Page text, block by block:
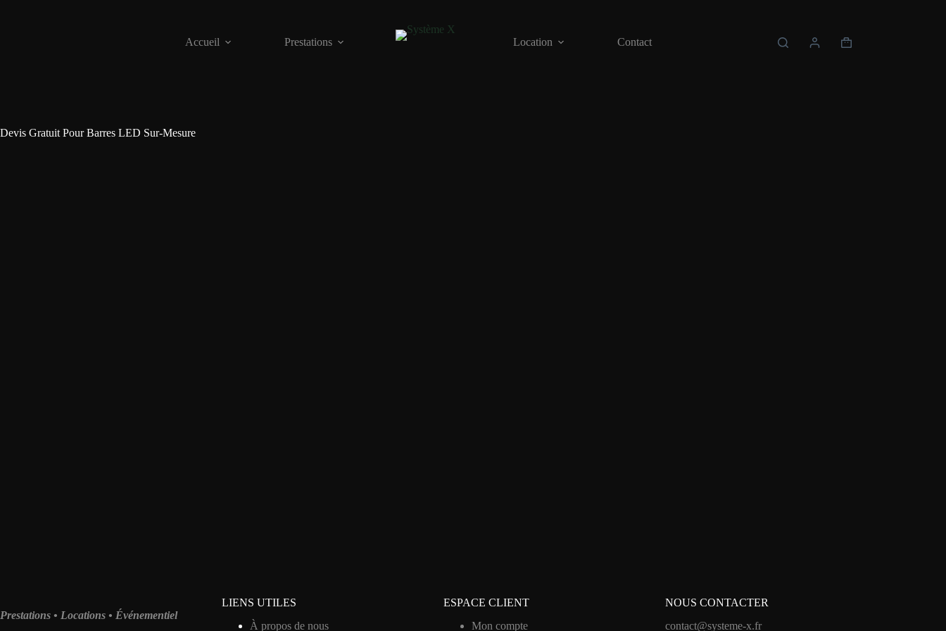
Accueil Prestations Location Contact
Devis Gratuit Pour Barres LED Sur-Mesure
Prestations • Locations • Événementiel
LIENS UTILES
À propos de nous
ESPACE CLIENT
Mon compte
NOUS CONTACTER
contact@systeme-x.fr